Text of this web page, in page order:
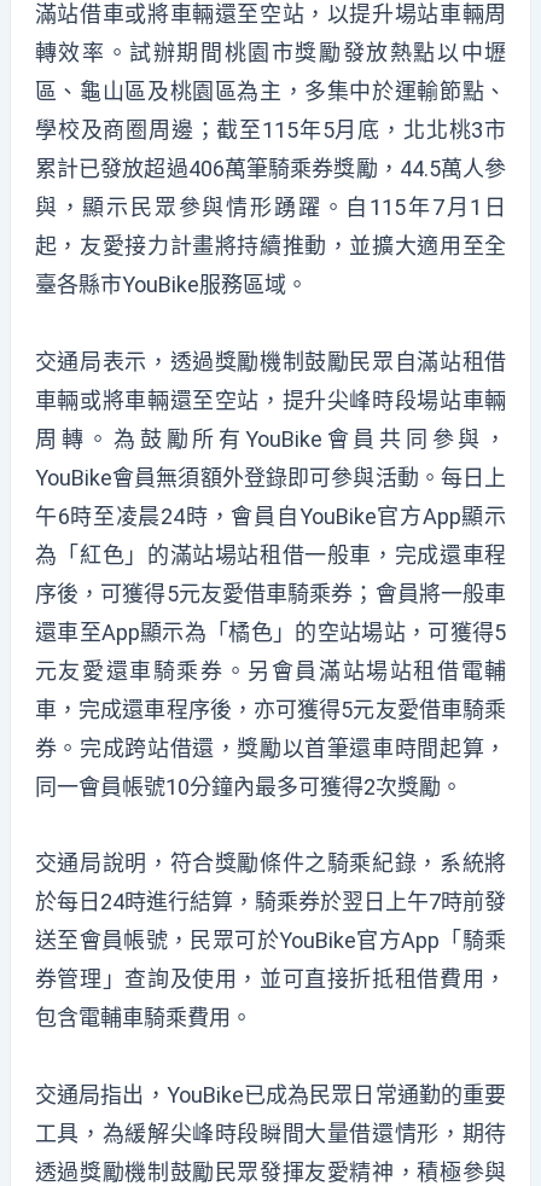
滿站借車或將車輛還至空站，以提升場站車輛周
轉效率。試辦期間桃園市獎勵發放熱點以中壢
區、龜山區及桃園區為主，多集中於運輸節點、
學校及商圈周邊；截至115年5月底，北北桃3市
累計已發放超過406萬筆騎乘券獎勵，44.5萬人參
與，顯示民眾參與情形踴躍。自115年7月1日
起，友愛接力計畫將持續推動，並擴大適用至全
臺各縣市YouBike服務區域。
交通局表示，透過獎勵機制鼓勵民眾自滿站租借
車輛或將車輛還至空站，提升尖峰時段場站車輛
周轉。為鼓勵所有YouBike會員共同參與，
YouBike會員無須額外登錄即可參與活動。每日上
午6時至凌晨24時，會員自YouBike官方App顯示
為「紅色」的滿站場站租借一般車，完成還車程
序後，可獲得5元友愛借車騎乘券；會員將一般車
還車至App顯示為「橘色」的空站場站，可獲得5
元友愛還車騎乘券。另會員滿站場站租借電輔
車，完成還車程序後，亦可獲得5元友愛借車騎乘
券。完成跨站借還，獎勵以首筆還車時間起算，
同一會員帳號10分鐘內最多可獲得2次獎勵。
交通局說明，符合獎勵條件之騎乘紀錄，系統將
於每日24時進行結算，騎乘券於翌日上午7時前發
送至會員帳號，民眾可於YouBike官方App「騎乘
券管理」查詢及使用，並可直接折抵租借費用，
包含電輔車騎乘費用。
交通局指出，YouBike已成為民眾日常通勤的重要
工具，為緩解尖峰時段瞬間大量借還情形，期待
透過獎勵機制鼓勵民眾發揮友愛精神，積極參與